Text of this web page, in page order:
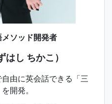
ソッド開発者
し ちかこ）
由に英会話できる「三
開発。